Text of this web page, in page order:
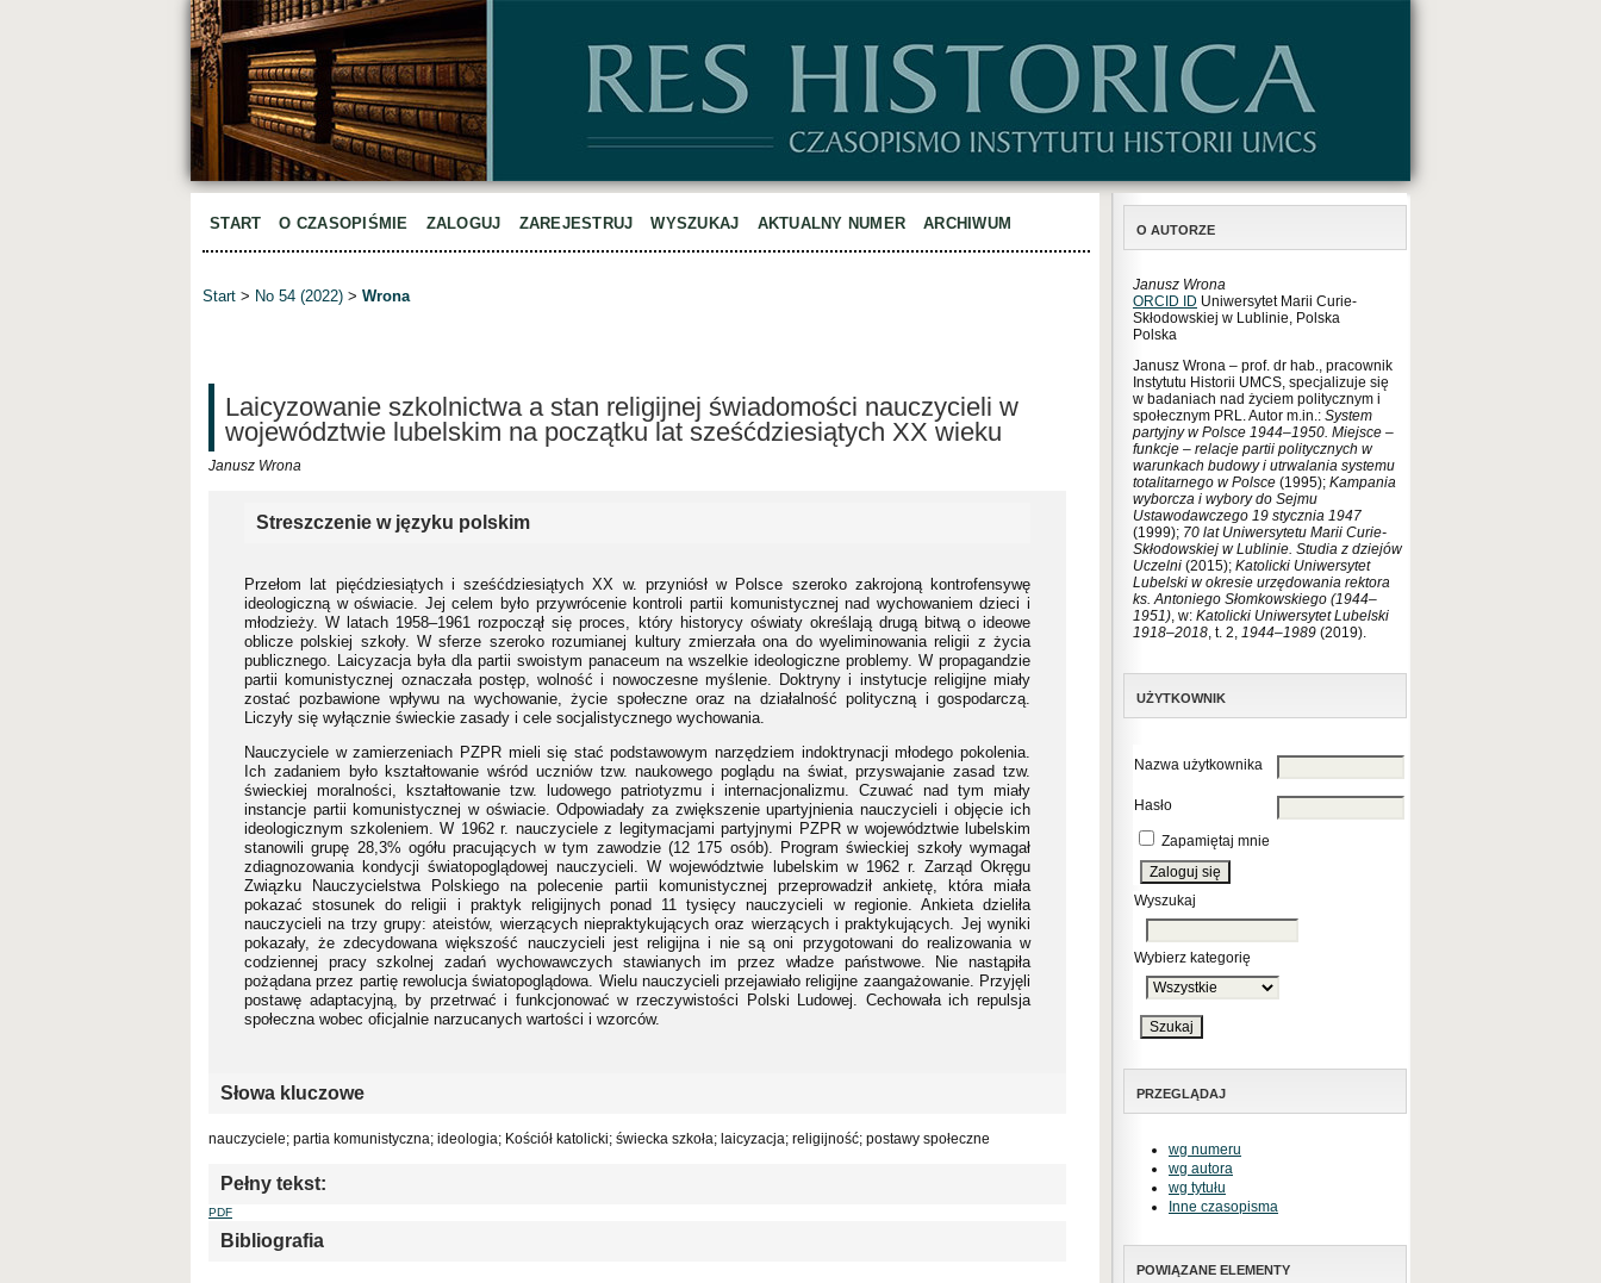
O AUTORZE
Janusz Wrona
ORCID ID Uniwersytet Marii Curie-
Skłodowskiej w Lublinie, Polska
Polska
Janusz Wrona – prof. dr hab., pracownik
Instytutu Historii UMCS, specjalizuje się
w badaniach nad życiem politycznym i
społecznym PRL. Autor m.in.: System
partyjny w Polsce 1944–1950. Miejsce –
funkcje – relacje partii politycznych w
warunkach budowy i utrwalania systemu
totalitarnego w Polsce (1995); Kampania
wyborcza i wybory do Sejmu
Ustawodawczego 19 stycznia 1947
(1999); 70 lat Uniwersytetu Marii Curie-
Skłodowskiej w Lublinie. Studia z dziejów
Uczelni (2015); Katolicki Uniwersytet
Lubelski w okresie urzędowania rektora
ks. Antoniego Słomkowskiego (1944–
1951), w: Katolicki Uniwersytet Lubelski
1918–2018, t. 2, 1944–1989 (2019).
UŻYTKOWNIK
Nazwa użytkownika
Hasło
Zapamiętaj mnie
Wyszukaj
Wybierz kategorię
PRZEGLĄDAJ
wg numeru
wg autora
wg tytułu
Inne czasopisma
POWIĄZANE ELEMENTY
START O CZASOPIŚMIE ZALOGUJ ZAREJESTRUJ WYSZUKAJ AKTUALNY NUMER ARCHIWUM
Start > No 54 (2022) > Wrona
Laicyzowanie szkolnictwa a stan religijnej świadomości nauczycieli w
województwie lubelskim na początku lat sześćdziesiątych XX wieku
Janusz Wrona
Streszczenie w języku polskim
Przełom lat pięćdziesiątych i sześćdziesiątych XX w. przyniósł w Polsce szeroko zakrojoną kontrofensywę
ideologiczną w oświacie. Jej celem było przywrócenie kontroli partii komunistycznej nad wychowaniem dzieci i
młodzieży. W latach 1958–1961 rozpoczął się proces, który historycy oświaty określają drugą bitwą o ideowe
oblicze polskiej szkoły. W sferze szeroko rozumianej kultury zmierzała ona do wyeliminowania religii z życia
publicznego. Laicyzacja była dla partii swoistym panaceum na wszelkie ideologiczne problemy. W propagandzie
partii komunistycznej oznaczała postęp, wolność i nowoczesne myślenie. Doktryny i instytucje religijne miały
zostać pozbawione wpływu na wychowanie, życie społeczne oraz na działalność polityczną i gospodarczą.
Liczyły się wyłącznie świeckie zasady i cele socjalistycznego wychowania.
Nauczyciele w zamierzeniach PZPR mieli się stać podstawowym narzędziem indoktrynacji młodego pokolenia.
Ich zadaniem było kształtowanie wśród uczniów tzw. naukowego poglądu na świat, przyswajanie zasad tzw.
świeckiej moralności, kształtowanie tzw. ludowego patriotyzmu i internacjonalizmu. Czuwać nad tym miały
instancje partii komunistycznej w oświacie. Odpowiadały za zwiększenie upartyjnienia nauczycieli i objęcie ich
ideologicznym szkoleniem. W 1962 r. nauczyciele z legitymacjami partyjnymi PZPR w województwie lubelskim
stanowili grupę 28,3% ogółu pracujących w tym zawodzie (12 175 osób). Program świeckiej szkoły wymagał
zdiagnozowania kondycji światopoglądowej nauczycieli. W województwie lubelskim w 1962 r. Zarząd Okręgu
Związku Nauczycielstwa Polskiego na polecenie partii komunistycznej przeprowadził ankietę, która miała
pokazać stosunek do religii i praktyk religijnych ponad 11 tysięcy nauczycieli w regionie. Ankieta dzieliła
nauczycieli na trzy grupy: ateistów, wierzących niepraktykujących oraz wierzących i praktykujących. Jej wyniki
pokazały, że zdecydowana większość nauczycieli jest religijna i nie są oni przygotowani do realizowania w
codziennej pracy szkolnej zadań wychowawczych stawianych im przez władze państwowe. Nie nastąpiła
pożądana przez partię rewolucja światopoglądowa. Wielu nauczycieli przejawiało religijne zaangażowanie. Przyjęli
postawę adaptacyjną, by przetrwać i funkcjonować w rzeczywistości Polski Ludowej. Cechowała ich repulsja
społeczna wobec oficjalnie narzucanych wartości i wzorców.
Słowa kluczowe
nauczyciele; partia komunistyczna; ideologia; Kościół katolicki; świecka szkoła; laicyzacja; religijność; postawy społeczne
Pełny tekst:
PDF
Bibliografia